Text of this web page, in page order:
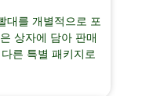
대를 개별적으로 포
상자에 담아 판매
른 특별 패키지로